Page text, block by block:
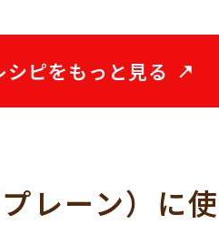
シピをもっと見る
レーン）に